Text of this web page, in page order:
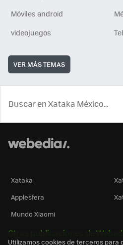
Móviles android
videojuegos
VER MÁS TEMAS
Xataka
Applesfera
Mundo Xiaomi
Otras publicaciones de
Utilizamos cookies de terceros